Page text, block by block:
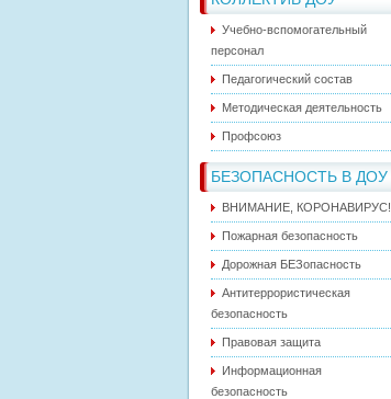
Учебно-вспомогательный
персонал
Педагогический состав
Методическая деятельность
Профсоюз
БЕЗОПАСНОСТЬ В ДОУ
ВНИМАНИЕ, КОРОНАВИРУС!
Пожарная безопасность
Дорожная БЕЗопасность
Антитеррористическая
безопасность
Правовая защита
Информационная
безопасность